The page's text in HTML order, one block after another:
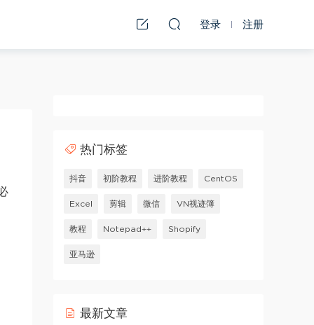
登录 注册
热门标签
抖音 初阶教程 进阶教程 CentOS
Excel 剪辑 微信 VN视迹簿
教程 Notepad++ Shopify
亚马逊
最新文章